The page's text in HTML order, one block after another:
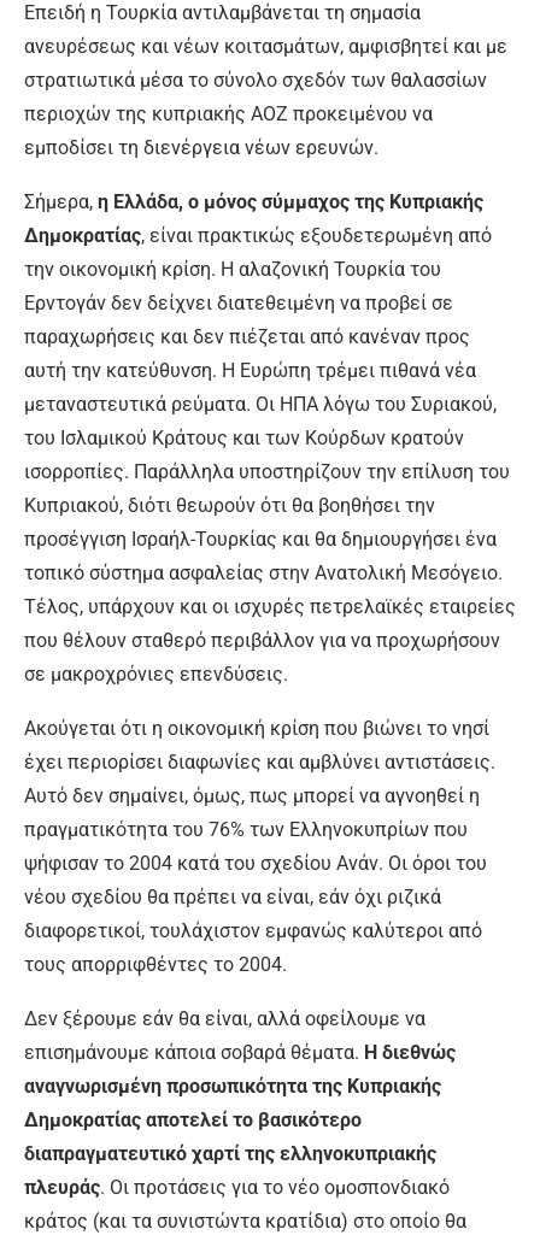
Επειδή η Τουρκία αντιλαμβάνεται τη σημασία
ανευρέσεως και νέων κοιτασμάτων, αμφισβητεί και με
στρατιωτικά μέσα το σύνολο σχεδόν των θαλασσίων
περιοχών της κυπριακής ΑΟΖ προκειμένου να
εμποδίσει τη διενέργεια νέων ερευνών.
Σήμερα, η Ελλάδα, ο μόνος σύμμαχος της Κυπριακής
Δημοκρατίας, είναι πρακτικώς εξουδετερωμένη από
την οικονομική κρίση. Η αλαζονική Τουρκία του
Ερντογάν δεν δείχνει διατεθειμένη να προβεί σε
παραχωρήσεις και δεν πιέζεται από κανέναν προς
αυτή την κατεύθυνση. Η Ευρώπη τρέμει πιθανά νέα
μεταναστευτικά ρεύματα. Οι ΗΠΑ λόγω του Συριακού,
του Ισλαμικού Κράτους και των Κούρδων κρατούν
ισορροπίες. Παράλληλα υποστηρίζουν την επίλυση του
Κυπριακού, διότι θεωρούν ότι θα βοηθήσει την
προσέγγιση Ισραήλ-Τουρκίας και θα δημιουργήσει ένα
τοπικό σύστημα ασφαλείας στην Ανατολική Μεσόγειο.
Τέλος, υπάρχουν και οι ισχυρές πετρελαϊκές εταιρείες
που θέλουν σταθερό περιβάλλον για να προχωρήσουν
σε μακροχρόνιες επενδύσεις.
Ακούγεται ότι η οικονομική κρίση που βιώνει το νησί
έχει περιορίσει διαφωνίες και αμβλύνει αντιστάσεις.
Αυτό δεν σημαίνει, όμως, πως μπορεί να αγνοηθεί η
πραγματικότητα του 76% των Ελληνοκυπρίων που
ψήφισαν το 2004 κατά του σχεδίου Ανάν. Οι όροι του
νέου σχεδίου θα πρέπει να είναι, εάν όχι ριζικά
διαφορετικοί, τουλάχιστον εμφανώς καλύτεροι από
τους απορριφθέντες το 2004.
Δεν ξέρουμε εάν θα είναι, αλλά οφείλουμε να
επισημάνουμε κάποια σοβαρά θέματα. Η διεθνώς
αναγνωρισμένη προσωπικότητα της Κυπριακής
Δημοκρατίας αποτελεί το βασικότερο
διαπραγματευτικό χαρτί της ελληνοκυπριακής
πλευράς. Οι προτάσεις για το νέο ομοσπονδιακό
κράτος (και τα συνιστώντα κρατίδια) στο οποίο θα